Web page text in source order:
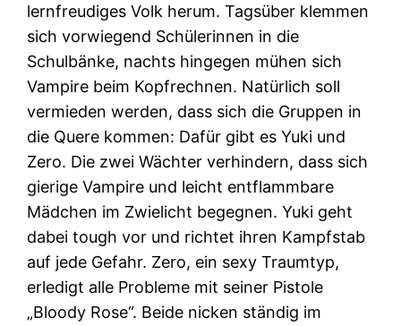
lernfreudiges Volk herum. Tagsüber klemmen
sich vorwiegend Schülerinnen in die
Schulbänke, nachts hingegen mühen sich
Vampire beim Kopfrechnen. Natürlich soll
vermieden werden, dass sich die Gruppen in
die Quere kommen: Dafür gibt es Yuki und
Zero. Die zwei Wächter verhindern, dass sich
gierige Vampire und leicht entflammbare
Mädchen im Zwielicht begegnen. Yuki geht
dabei tough vor und richtet ihren Kampfstab
auf jede Gefahr. Zero, ein sexy Traumtyp,
erledigt alle Probleme mit seiner Pistole
„Bloody Rose“. Beide nicken ständig im